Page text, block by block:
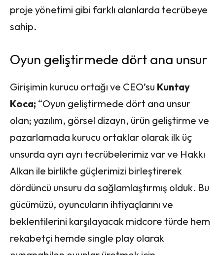
proje yönetimi gibi farklı alanlarda tecrübeye
sahip.
Oyun geliştirmede dört ana unsur
Girişimin kurucu ortağı ve CEO’su Kuntay
Koca; “Oyun geliştirmede dört ana unsur
olan; yazılım, görsel dizayn, ürün geliştirme ve
pazarlamada kurucu ortaklar olarak ilk üç
unsurda ayrı ayrı tecrübelerimiz var ve Hakkı
Alkan ile birlikte güçlerimizi birleştirerek
dördüncü unsuru da sağlamlaştırmış olduk. Bu
gücümüzü, oyuncuların ihtiyaçlarını ve
beklentilerini karşılayacak midcore türde hem
rekabetçi hemde single play olarak